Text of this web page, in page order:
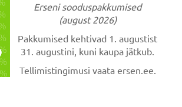
Erseni sooduspakkumised
(august 2026)
Pakkumised kehtivad 1. augustist
31. augustini, kuni kaupa jätkub.
Tellimistingimusi vaata ersen.ee.